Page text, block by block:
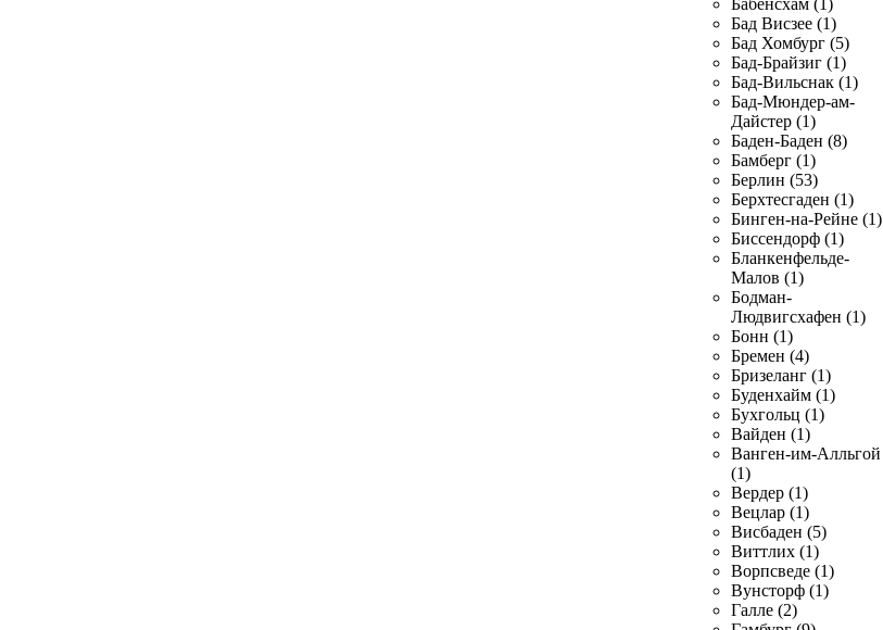
Бабенсхам (1)
Бад Висзее (1)
Бад Хомбург (5)
Бад-Брайзиг (1)
Бад-Вильснак (1)
Бад-Мюндер-ам-
Дайстер (1)
Баден-Баден (8)
Бамберг (1)
Берлин (53)
Берхтесгаден (1)
Бинген-на-Рейне (1)
Биссендорф (1)
Бланкенфельде-
Малов (1)
Бодман-
Людвигсхафен (1)
Бонн (1)
Бремен (4)
Бризеланг (1)
Буденхайм (1)
Бухгольц (1)
Вайден (1)
Ванген-им-Алльгой
(1)
Вердер (1)
Вецлар (1)
Висбаден (5)
Виттлих (1)
Ворпсведе (1)
Вунсторф (1)
Галле (2)